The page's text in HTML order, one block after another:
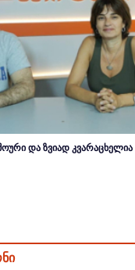
და ზვიად კვარაცხელია